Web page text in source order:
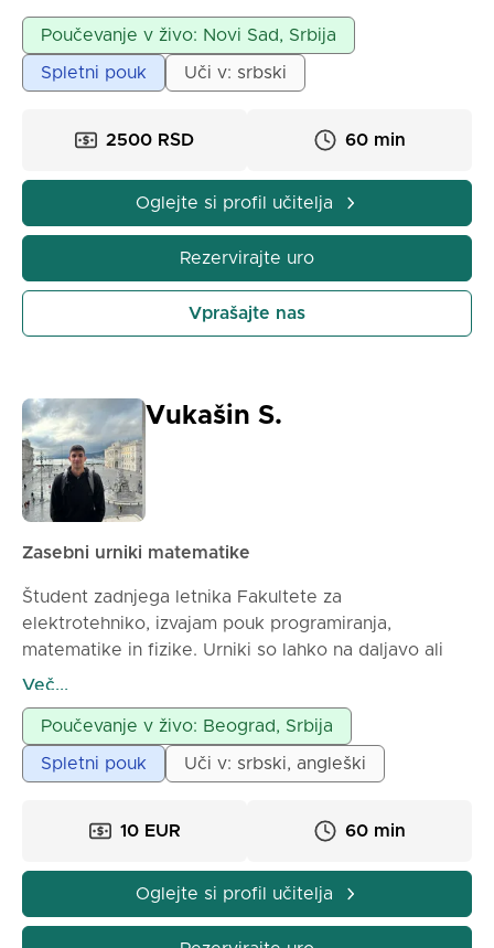
so skupinske ali individualne ure. Cena za skupinsko
uro je 750 dinarjev za 45 minut. Pomagam vam, da
se naučite programirati enostavno in da opravite
Poučevanje v živo: Novi Sad, Srbija
Spletni pouk Uči v: srbski
2500 RSD 60 min
Oglejte si profil učitelja
Rezervirajte uro
Vprašajte nas
Vukašin S.
Zasebni urniki matematike
Študent zadnjega letnika Fakultete za
elektrotehniko, izvajam pouk programiranja,
matematike in fizike. Urniki so lahko na daljavo ali
osebno, odvisno od dogovora.
Več...
Poučevanje v živo: Beograd, Srbija
Spletni pouk Uči v: srbski, angleški
10 EUR 60 min
Oglejte si profil učitelja